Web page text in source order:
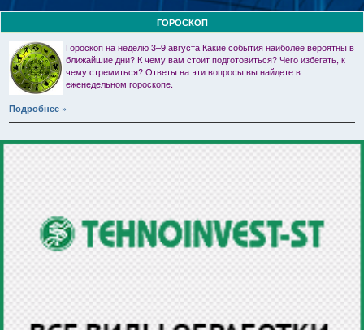
ГОРОСКОП
Гороскоп на неделю 3–9 августа Какие события наиболее вероятны в
ближайшие дни? К чему вам стоит подготовиться? Чего избегать, к
чему стремиться? Ответы на эти вопросы вы найдете в
еженедельном гороскопе.
Подробнее »